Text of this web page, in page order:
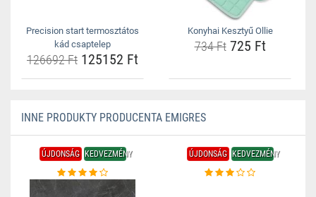
Precision start termosztátos
kád csaptelep
126692 Ft 125152 Ft
Konyhai Kesztyű Ollie
734 Ft725 Ft
INNE PRODUKTY PRODUCENTA EMIGRES
ÚJDONSÁG KEDVEZMÉNY ÚJDONSÁG KEDVEZMÉNY